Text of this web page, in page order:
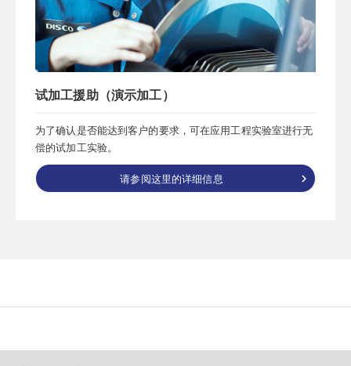
试加工援助（演示加工）
为了确认是否能达到客户的要求，可在应用工程实验室进行无
偿的试加工实验。
请参阅这里的详细信息